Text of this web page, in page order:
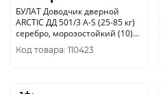
БУЛАТ Доводчик дверной
ARCTIC ДД 501/3 A-S (25-85 кг)
серебро, морозостойкий (10)
704834
Код товара: 110423